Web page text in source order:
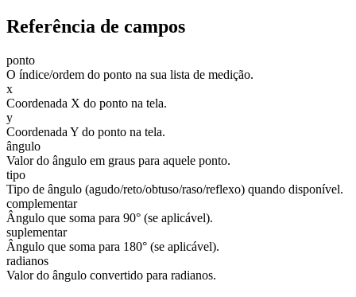
Referência de campos
ponto
O índice/ordem do ponto na sua lista de medição.
x
Coordenada X do ponto na tela.
y
Coordenada Y do ponto na tela.
ângulo
Valor do ângulo em graus para aquele ponto.
tipo
Tipo de ângulo (agudo/reto/obtuso/raso/reflexo) quando disponível.
complementar
Ângulo que soma para 90° (se aplicável).
suplementar
Ângulo que soma para 180° (se aplicável).
radianos
Valor do ângulo convertido para radianos.